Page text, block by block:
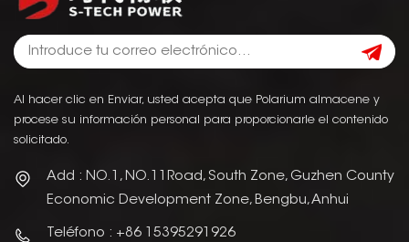
Al hacer clic en Enviar, usted acepta que Polarium almacene y
procese su información personal para proporcionarle el contenido
solicitado.
Add : NO.1, NO.11Road, South Zone, Guzhen County
Economic Development Zone, Bengbu, Anhui
Teléfono : +86 15395291926